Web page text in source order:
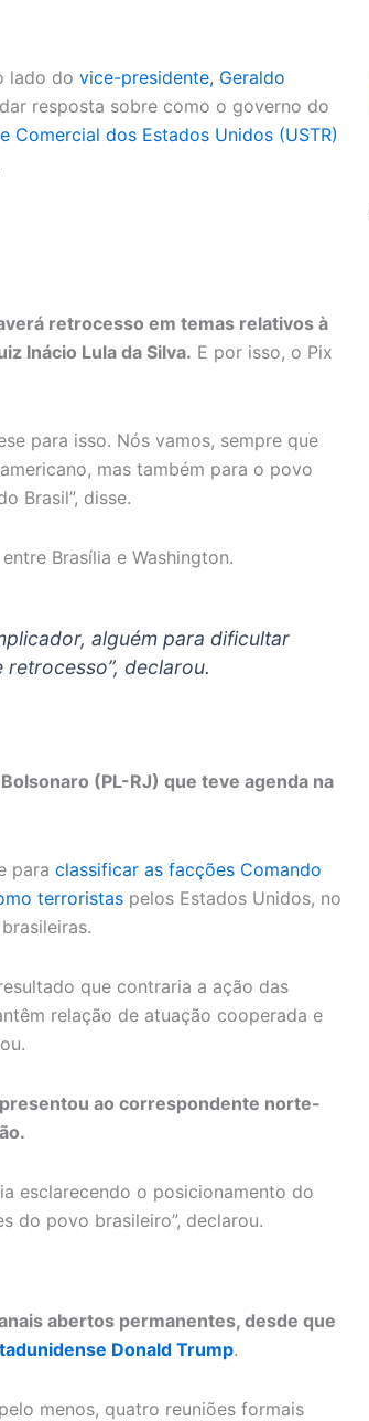
lado do vice-presidente, Geraldo
resposta sobre como o governo do
dos Estados Unidos (USTR)
retrocesso em temas relativos à
Inácio Lula da Silva. E por isso, o Pix
para isso. Nós vamos, sempre que
mas também para o povo
Brasil”, disse.
Brasília e Washington.
alguém para dificultar
declarou.
(PL-RJ) que teve agenda na
para classificar as facções Comando
terroristas pelos Estados Unidos, no
que contraria a ação das
relação de atuação cooperada e
ao correspondente norte-
esclarecendo o posicionamento do
do povo brasileiro”, declarou.
abertos permanentes, desde que
Donald Trump.
menos, quatro reuniões formais